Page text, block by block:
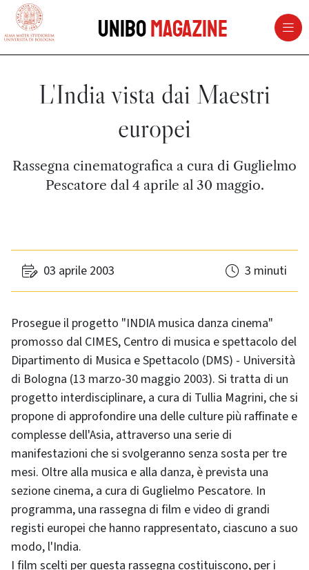
vai al contenuto della pagina
UniboMagazine
L'India vista dai Maestri
europei
Rassegna cinematografica a cura di Guglielmo
Pescatore dal 4 aprile al 30 maggio.
03 aprile 2003 3 minuti
Prosegue il progetto "INDIA musica danza cinema"
promosso dal CIMES, Centro di musica e spettacolo del
Dipartimento di Musica e Spettacolo (DMS) - Università
di Bologna (13 marzo-30 maggio 2003). Si tratta di un
progetto interdisciplinare, a cura di Tullia Magrini, che si
propone di approfondire una delle culture più raffinate e
complesse dell'Asia, attraverso una serie di
manifestazioni che si svolgeranno senza sosta per tre
mesi. Oltre alla musica e alla danza, è prevista una
sezione cinema, a cura di Guglielmo Pescatore. In
programma, una rassegna di film e video di grandi
registi europei che hanno rappresentato, ciascuno a suo
modo, l'India.
I film scelti per questa rassegna costituiscono, per i